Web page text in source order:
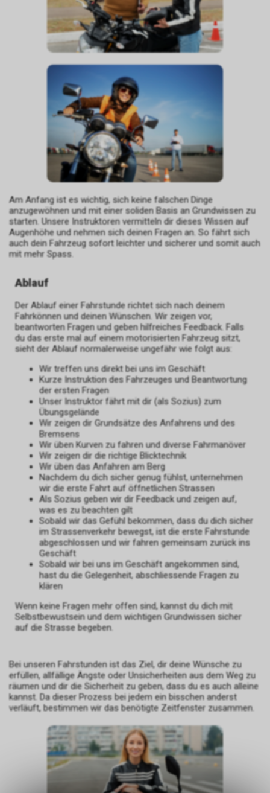
Am Anfang ist es wichtig, sich keine falschen Dinge
anzugewöhnen und mit einer soliden Basis an Grundwissen zu
starten. Unsere Instruktoren vermitteln dir dieses Wissen auf
Augenhöhe und nehmen sich deinen Fragen an. So fährt sich
auch dein Fahrzeug sofort leichter und sicherer und somit auch
mit mehr Spass.
Ablauf
Der Ablauf einer Fahrstunde richtet sich nach deinem
Fahrkönnen und deinen Wünschen. Wir zeigen vor,
beantworten Fragen und geben hilfreiches Feedback. Falls
du das erste mal auf einem motorisierten Fahrzeug sitzt,
sieht der Ablauf normalerweise ungefähr wie folgt aus:
Wir treffen uns direkt bei uns im Geschäft
Kurze Instruktion des Fahrzeuges und Beantwortung
der ersten Fragen
Unser Instruktor fährt mit dir (als Sozius) zum
Übungsgelände
Wir zeigen dir Grundsätze des Anfahrens und des
Bremsens
Wir üben Kurven zu fahren und diverse Fahrmanöver
Wir zeigen dir die richtige Blicktechnik
Wir üben das Anfahren am Berg
Nachdem du dich sicher genug fühlst, unternehmen
wir die erste Fahrt auf öffnetlichen Strassen
Als Sozius geben wir dir Feedback und zeigen auf,
was es zu beachten gilt
Sobald wir das Gefühl bekommen, dass du dich sicher
im Strassenverkehr bewegst, ist die erste Fahrstunde
abgeschlossen und wir fahren gemeinsam zurück ins
Geschäft
Sobald wir bei uns im Geschäft angekommen sind,
hast du die Gelegenheit, abschliessende Fragen zu
klären
Wenn keine Fragen mehr offen sind, kannst du dich mit
Selbstbewustsein und dem wichtigen Grundwissen sicher
auf die Strasse begeben.
Bei unseren Fahrstunden ist das Ziel, dir deine Wünsche zu
erfüllen, allfällige Ängste oder Unsicherheiten aus dem Weg zu
räumen und dir die Sicherheit zu geben, dass du es auch alleine
kannst. Da dieser Prozess bei jedem ein bisschen anderst
verläuft, bestimmen wir das benötigte Zeitfenster zusammen.